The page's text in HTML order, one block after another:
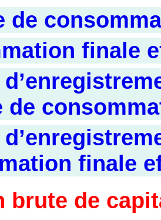
de
finale
de
finale
brute de